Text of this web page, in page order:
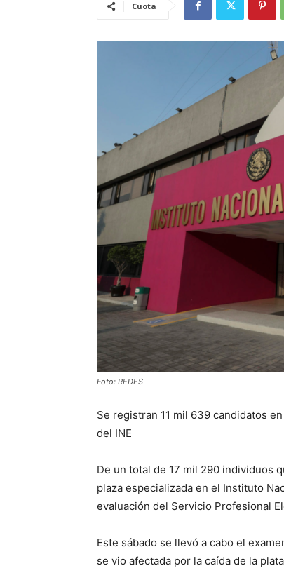
Cuota
Foto: REDES
Se registran 11 mil 639 candidatos
del INE
De un total de 17 mil 290 individuos
plaza especializada en el Instituto
evaluación del Servicio Profesional
Este sábado se llevó a cabo el
se vio afectada por la caída de la